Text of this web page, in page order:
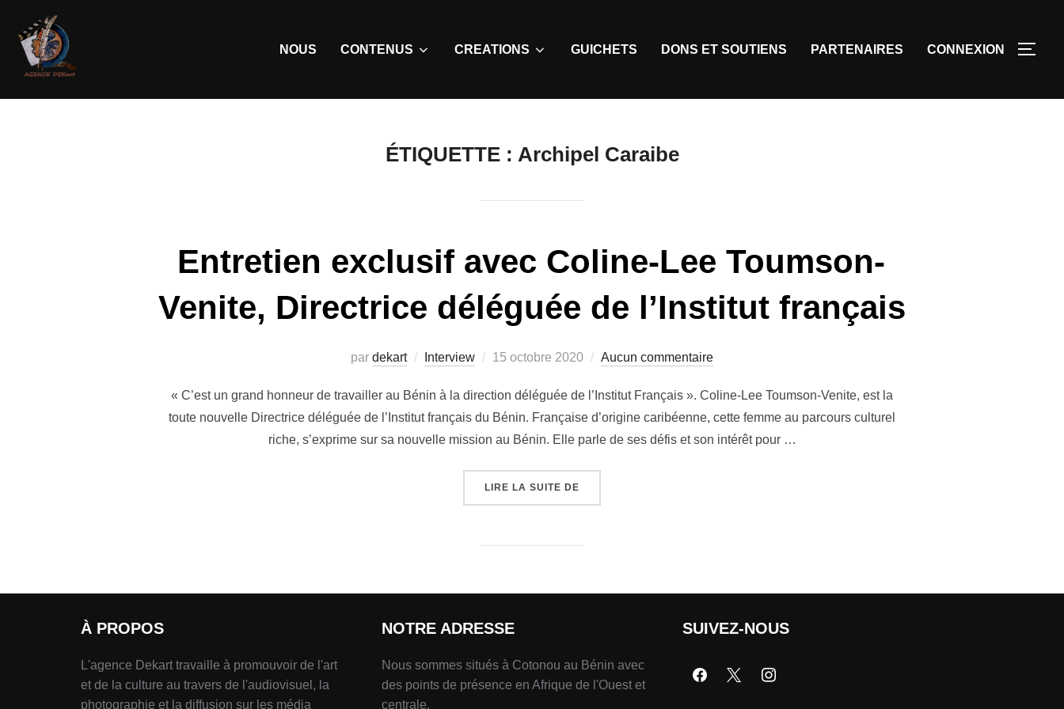
NOUS CONTENUS CREATIONS GUICHETS DONS ET SOUTIENS PARTENAIRES CONNEXION
ÉTIQUETTE : Archipel Caraibe
Entretien exclusif avec Coline-Lee Toumson-
Venite, Directrice déléguée de l’Institut français
par dekart Interview 15 octobre 2020 Aucun commentaire
« C’est un grand honneur de travailler au Bénin à la direction déléguée de l’Institut Français ». Coline-Lee Toumson-Venite, est la
toute nouvelle Directrice déléguée de l’Institut français du Bénin. Française d’origine caribéenne, cette femme au parcours culturel
riche, s’exprime sur sa nouvelle mission au Bénin. Elle parle de ses défis et son intérêt pour …
LIRE LA SUITE DE
À PROPOS
L'agence Dekart travaille à promouvoir de l'art
et de la culture au travers de l'audiovisuel, la
photographie et la diffusion sur les média
NOTRE ADRESSE
Nous sommes situés à Cotonou au Bénin avec
des points de présence en Afrique de l'Ouest et
centrale.
SUIVEZ-NOUS